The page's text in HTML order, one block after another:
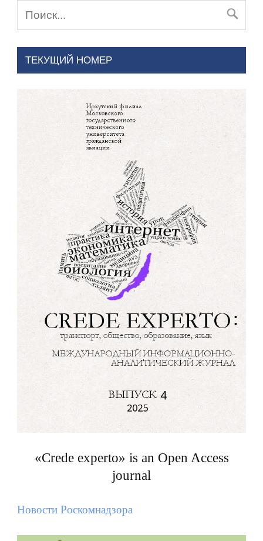
ТЕКУЩИЙ НОМЕР
«Crede experto» is an Open Access
journal
Новости Роскомнадзора